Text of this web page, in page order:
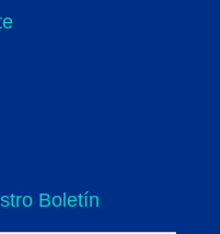
Boletín